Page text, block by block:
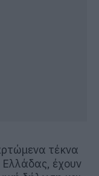
τέκνα
Ελλάδας, έχουν